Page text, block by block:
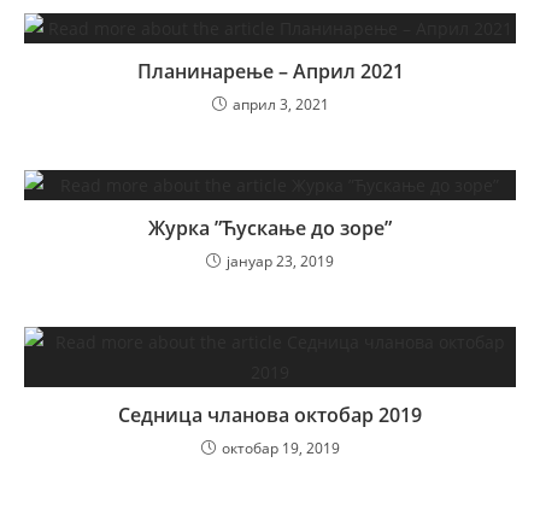
Планинарење – Април 2021
април 3, 2021
Журка ”Ћускање до зоре”
јануар 23, 2019
Седница чланова октобар 2019
октобар 19, 2019